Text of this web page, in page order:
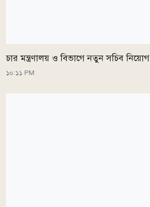
চার মন্ত্রণালয় ও বিভাগে নতুন সচিব নিয়োগ
১০:১১ PM